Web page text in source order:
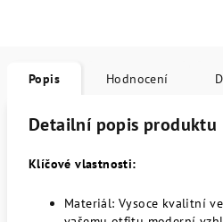
Popis Hodnocení
Detailní popis produktu
Klíčové vlastnosti:
Materiál: Vysoce kvalitní